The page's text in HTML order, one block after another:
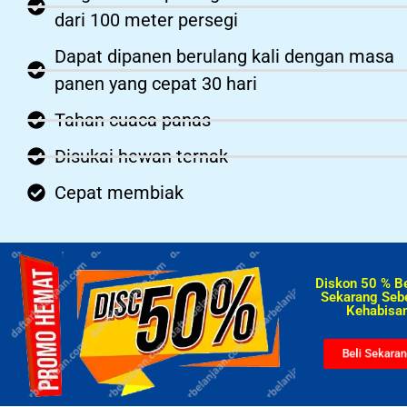
dari 100 meter persegi
Dapat dipanen berulang kali dengan masa
panen yang cepat 30 hari
Tahan cuaca panas
Disukai hewan ternak
Cepat membiak
Diskon 50 %
Sekarang
Beli